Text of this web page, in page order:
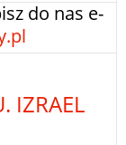
do nas e-
IZRAEL